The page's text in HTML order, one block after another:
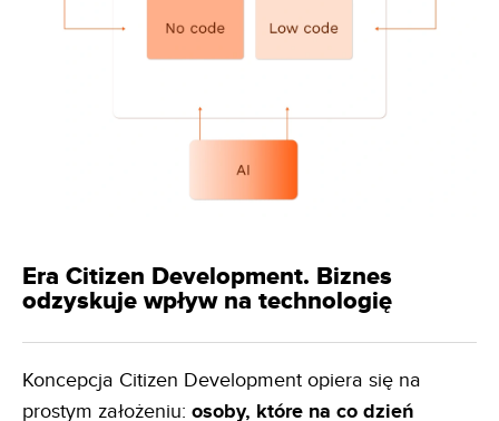
Era Citizen Development. Biznes
odzyskuje wpływ na technologię
Koncepcja Citizen Development opiera się na
prostym założeniu: osoby, które na co dzień